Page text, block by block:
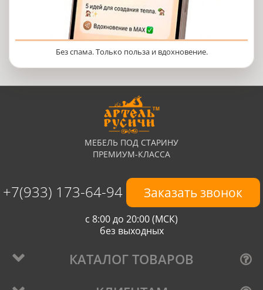
Без спама. Только польза и вдохновение.
МЕБЕЛЬ ПОД СТАРИНУ
ПРЕМИУМ-КЛАССА
+7(933) 173-64-94 Заказать звонок
с 8:00 до 20:00 (МСК)
без выходных
КАТАЛОГ ТОВАРОВ